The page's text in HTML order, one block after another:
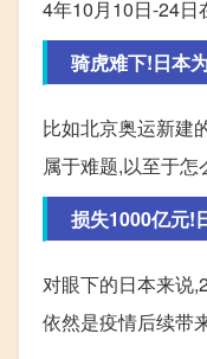
4年10月10日-24日
骑虎难下!日本
比如北京奥运新建
属于难题,以至于怎
损失1000亿元!
对眼下的日本来说
依然是疫情后续带